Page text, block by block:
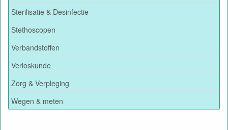
Sterilisatie & Desinfectie
Stethoscopen
Verbandstoffen
Verloskunde
Zorg & Verpleging
Wegen & meten